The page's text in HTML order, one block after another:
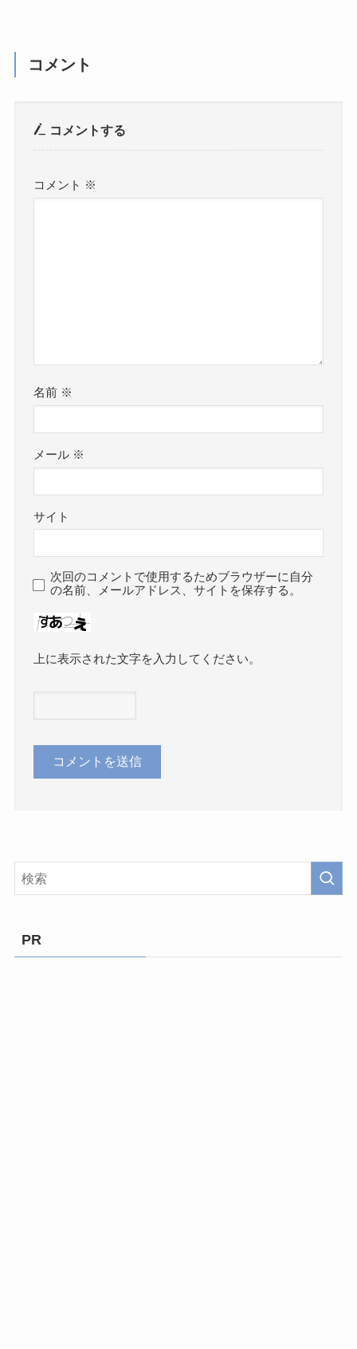
コメント
コメントする
コメント ※
名前 ※
メール ※
サイト
次回のコメントで使用するためブラウザーに自分
の名前、メールアドレス、サイトを保存する。
上に表示された文字を入力してください。
PR